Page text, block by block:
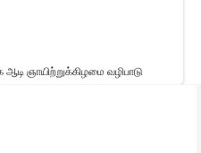
ஞாயிற்றுக்கிழமை வழிபாடு